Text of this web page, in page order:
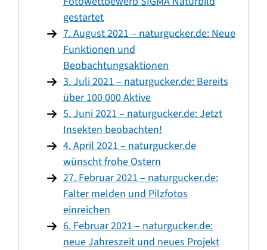
gestartet
7. August 2021 – naturgucker.de: Neue
Funktionen und
Beobachtungsaktionen
3. Juli 2021 – naturgucker.de: Bereits
über 100 000 Aktive
5. Juni 2021 – naturgucker.de: Jetzt
Insekten beobachten!
4. April 2021 – naturgucker.de
wünscht frohe Ostern
27. Februar 2021 – naturgucker.de:
Falter melden und Pilzfotos
einreichen
6. Februar 2021 – naturgucker.de:
neue Jahreszeit und neues Projekt